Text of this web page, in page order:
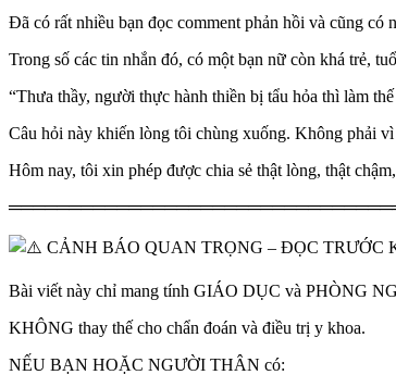
Đã có rất nhiều bạn đọc comment phản hồi và cũng
Trong số các tin nhắn đó, có một bạn nữ còn khá trẻ,
“Thưa thầy, người thực hành thiền bị tẩu hỏa thì làm
Câu hỏi này khiến lòng tôi chùng xuống. Không phải
Hôm nay, tôi xin phép được chia sẻ thật lòng, thật
CẢNH BÁO QUAN TRỌNG – ĐỌC TRƯỚC
Bài viết này chỉ mang tính GIÁO DỤC và PHÒNG
KHÔNG thay thế cho chẩn đoán và điều trị y khoa.
NẾU BẠN HOẶC NGƯỜI THÂN có: